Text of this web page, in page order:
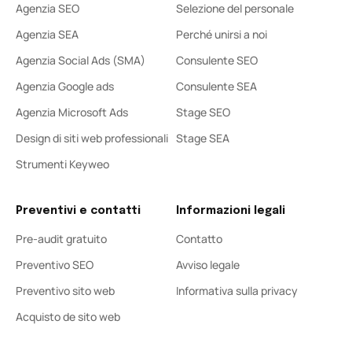
Agenzia SEO
Agenzia SEA
Agenzia Social Ads (SMA)
Agenzia Google ads
Agenzia Microsoft Ads
Design di siti web professionali
Strumenti Keyweo
Selezione del personale
Perché unirsi a noi
Consulente SEO
Consulente SEA
Stage SEO
Stage SEA
Preventivi e contatti
Pre-audit gratuito
Preventivo SEO
Preventivo sito web
Acquisto de sito web
Informazioni legali
Contatto
Avviso legale
Informativa sulla privacy